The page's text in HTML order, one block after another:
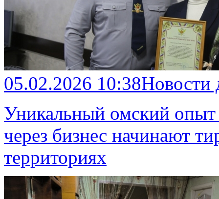
05.02.2026 10:38
Уникальный омский
через бизнес начинают
территориях